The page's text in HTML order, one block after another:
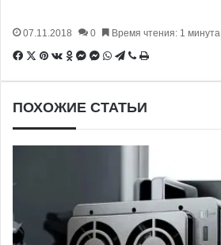
07.11.2018 0 Время чтения: 1 минута
Facebook
X Pinterest
Вконтакте
Одноклассники
Messenger
Messenger
WhatsApp
Telegram
ViberПечатать
ПОХОЖИЕ СТАТЬИ